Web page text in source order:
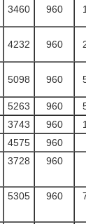
960
3460
960
4232
960
5098
960
5263
960
3743
960
4575
960
3728
960
5305